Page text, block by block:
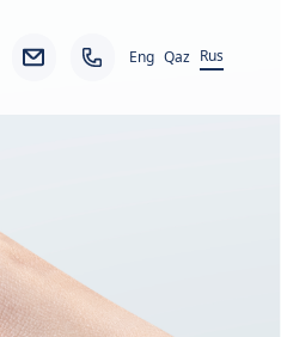
Eng Qaz Rus